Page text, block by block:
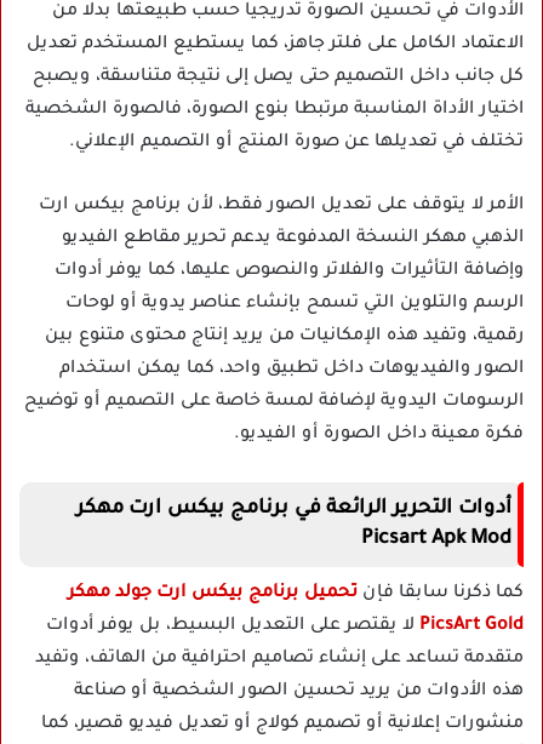
الأدوات في تحسين الصورة تدريجيا حسب طبيعتها بدلا من
الاعتماد الكامل على فلتر جاهز، كما يستطيع المستخدم تعديل
كل جانب داخل التصميم حتى يصل إلى نتيجة متناسقة، ويصبح
اختيار الأداة المناسبة مرتبطا بنوع الصورة، فالصورة الشخصية
تختلف في تعديلها عن صورة المنتج أو التصميم الإعلاني.
الأمر لا يتوقف على تعديل الصور فقط، لأن برنامج بيكس ارت
الذهبي مهكر النسخة المدفوعة يدعم تحرير مقاطع الفيديو
وإضافة التأثيرات والفلاتر والنصوص عليها، كما يوفر أدوات
الرسم والتلوين التي تسمح بإنشاء عناصر يدوية أو لوحات
رقمية، وتفيد هذه الإمكانيات من يريد إنتاج محتوى متنوع بين
الصور والفيديوهات داخل تطبيق واحد، كما يمكن استخدام
الرسومات اليدوية لإضافة لمسة خاصة على التصميم أو توضيح
فكرة معينة داخل الصورة أو الفيديو.
أدوات التحرير الرائعة في برنامج بيكس ارت مهكر
Picsart Apk Mod
كما ذكرنا سابقا فإن تحميل برنامج بيكس ارت جولد مهكر
PicsArt Gold لا يقتصر على التعديل البسيط، بل يوفر أدوات
متقدمة تساعد على إنشاء تصاميم احترافية من الهاتف، وتفيد
هذه الأدوات من يريد تحسين الصور الشخصية أو صناعة
منشورات إعلانية أو تصميم كولاج أو تعديل فيديو قصير، كما